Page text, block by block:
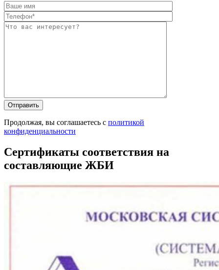
Продолжая, вы соглашаетесь с политикой
конфиденциальности
Сертификаты соответствия на
составляющие ЖБИ